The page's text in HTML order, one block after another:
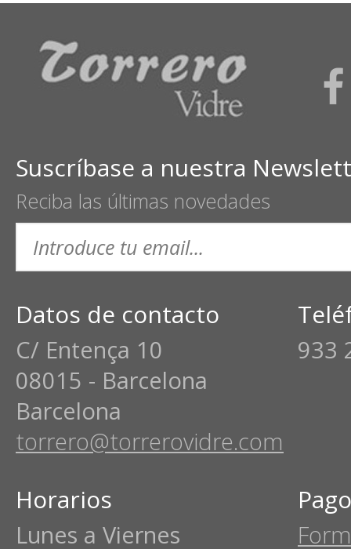
Suscríbase a nuestra
Reciba las últimas novedades
Datos de contacto
C/ Entença 10
08015 - Barcelona
Barcelona
torrero@torrerovidre.com
933
Horarios
Lunes a Viernes